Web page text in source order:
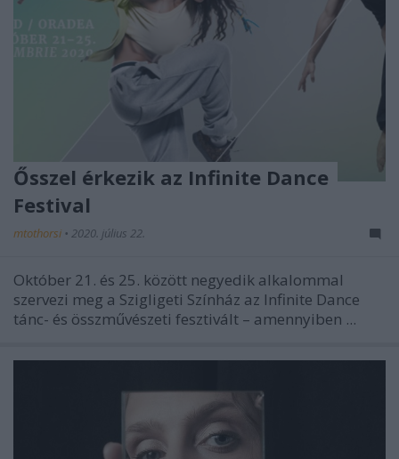
Ősszel érkezik az Infinite Dance
Festival
mtothorsi • 2020. július 22.
Október 21. és 25. között negyedik alkalommal
szervezi meg a Szigligeti Színház az Infinite Dance
tánc- és összművészeti fesztivált – amennyiben ...